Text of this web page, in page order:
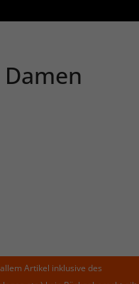
Artikel inklusive des